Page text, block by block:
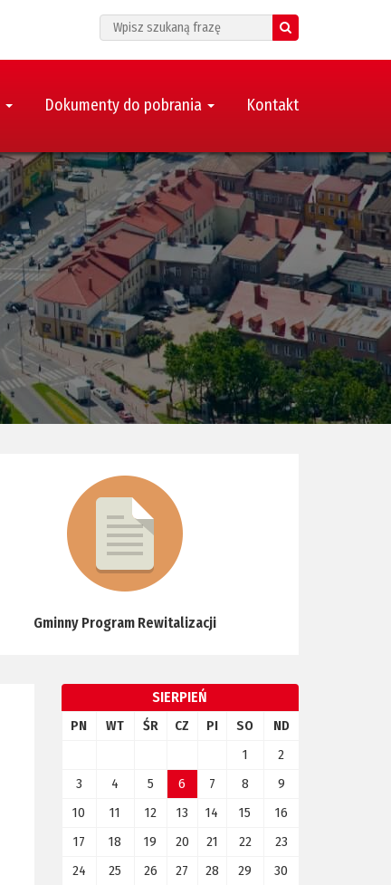
Search
Dokumenty do pobrania Kontakt
Gminny Program Rewitalizacji
SIERPIEŃ
PN WT ŚR CZ PI SO
ND
1
2
3
4 5 6 7 8
9
10
11 12 13 14 15
16
17
18 19 20 21 22
23
24
25 26 27 28 29
30